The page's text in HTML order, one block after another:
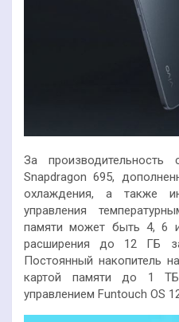
За производительность
Snapdragon 695,
охлаждения, а также
управления
памяти может быть 4, 6
расширения до 12 ГБ
Постоянный накопитель
картой памяти до 1
управлением Funtouch OS